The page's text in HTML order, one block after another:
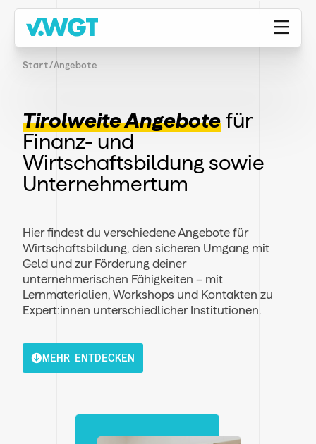
Start/Angebote
Tirolweite Angebotefür
Finanz- und
Wirtschaftsbildung sowie
Unternehmertum
Hier findest du verschiedene Angebote für
Wirtschaftsbildung, den sicheren Umgang mit
Geld und zur Förderung deiner
unternehmerischen Fähigkeiten – mit
Lernmaterialien, Workshops und Kontakten zu
Expert:innen unterschiedlicher Institutionen.
MEHR ENTDECKEN